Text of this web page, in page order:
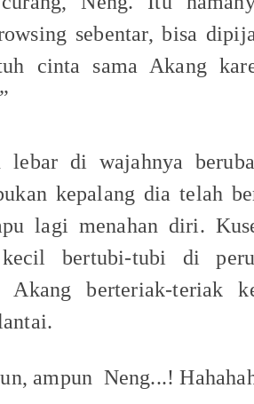
sebentar, bisa
cinta sama Akang
lebar di wajahnya
kepalang dia telah
lagi menahan diri.
bertubi-tubi di
Akang berteriak-teriak
ampun Neng...!